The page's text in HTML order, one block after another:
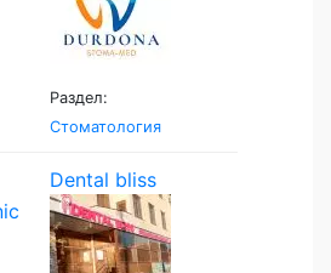
Раздел:
Стоматология
Dental bliss